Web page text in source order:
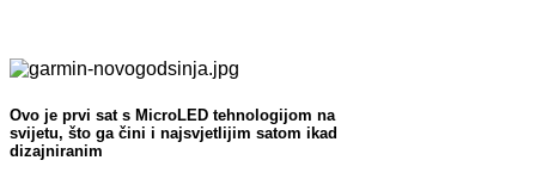
Ovo je prvi sat s MicroLED tehnologijom na
svijetu, što ga čini i najsvjetlijim satom ikad
dizajniranim